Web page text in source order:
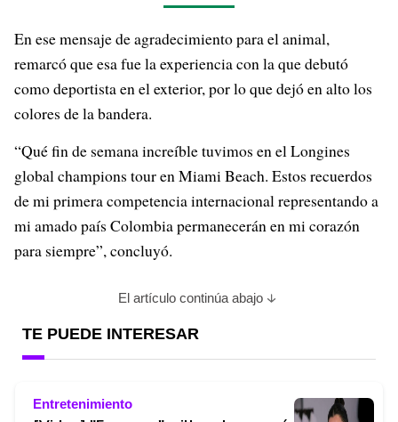
En ese mensaje de agradecimiento para el animal,
remarcó que esa fue la experiencia con la que debutó
como deportista en el exterior, por lo que dejó en alto los
colores de la bandera.
“Qué fin de semana increíble tuvimos en el Longines
global champions tour en Miami Beach. Estos recuerdos
de mi primera competencia internacional representando a
mi amado país Colombia permanecerán en mi corazón
para siempre”, concluyó.
El artículo continúa abajo
TE PUEDE INTERESAR
Entretenimiento